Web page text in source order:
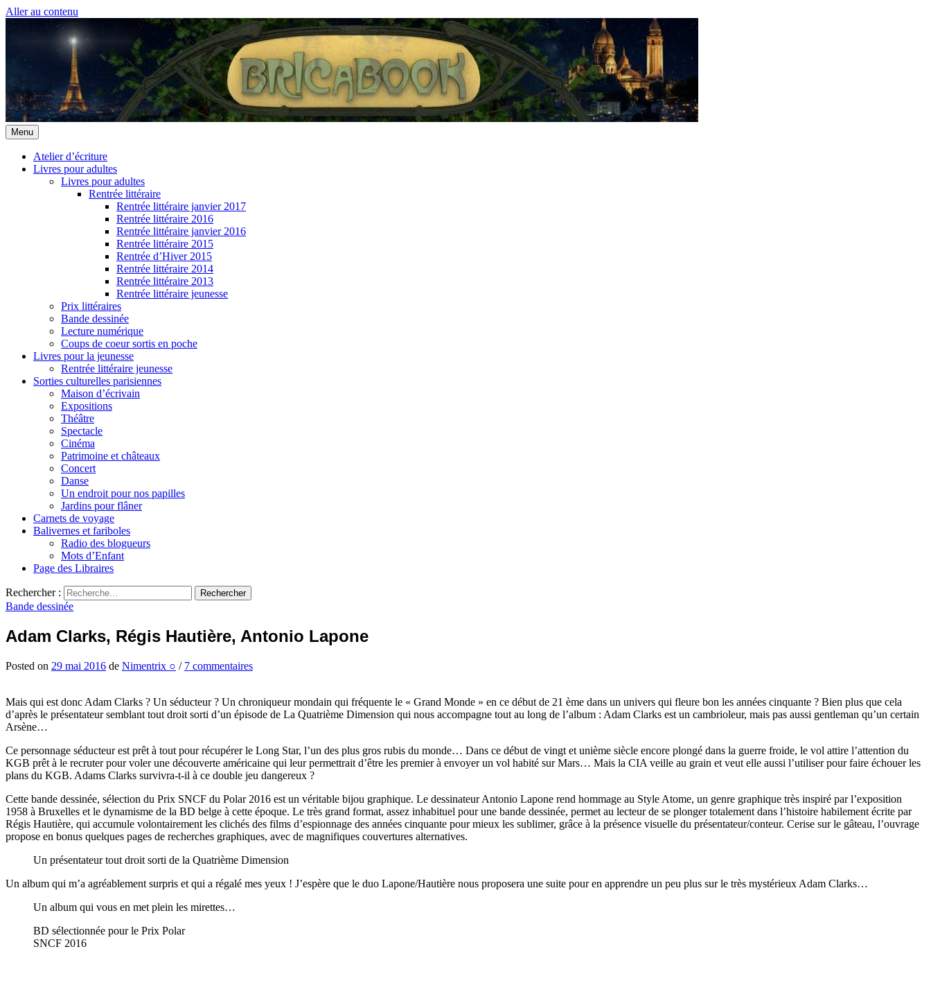
Aller au contenu
Menu
Atelier d’écriture
Livres pour adultes
Livres pour adultes
Rentrée littéraire
Rentrée littéraire janvier 2017
Rentrée littéraire 2016
Rentrée littéraire janvier 2016
Rentrée littéraire 2015
Rentrée d’Hiver 2015
Rentrée littéraire 2014
Rentrée littéraire 2013
Rentrée littéraire jeunesse
Prix littéraires
Bande dessinée
Lecture numérique
Coups de coeur sortis en poche
Livres pour la jeunesse
Rentrée littéraire jeunesse
Sorties culturelles parisiennes
Maison d’écrivain
Expositions
Théâtre
Spectacle
Cinéma
Patrimoine et châteaux
Concert
Danse
Un endroit pour nos papilles
Jardins pour flâner
Carnets de voyage
Balivernes et fariboles
Radio des blogueurs
Mots d’Enfant
Page des Libraires
Rechercher :
Bande dessinée
Adam Clarks, Régis Hautière, Antonio Lapone
Posted on 29 mai 2016 de Nimentrix ○ / 7 commentaires
Mais qui est donc Adam Clarks ? Un séducteur ? Un chroniqueur mondain qui fréquente le « Grand Monde » en ce début de 21 ème dans un univers qui fleure bon les années cinquante ? Bien plus que cela
d’après le présentateur semblant tout droit sorti d’un épisode de La Quatrième Dimension qui nous accompagne tout au long de l’album : Adam Clarks est un cambrioleur, mais pas aussi gentleman qu’un certain
Arsène…
Ce personnage séducteur est prêt à tout pour récupérer le Long Star, l’un des plus gros rubis du monde… Dans ce début de vingt et unième siècle encore plongé dans la guerre froide, le vol attire l’attention du
KGB prêt à le recruter pour voler une découverte américaine qui leur permettrait d’être les premier à envoyer un vol habité sur Mars… Mais la CIA veille au grain et veut elle aussi l’utiliser pour faire échouer les
plans du KGB. Adams Clarks survivra-t-il à ce double jeu dangereux ?
Cette bande dessinée, sélection du Prix SNCF du Polar 2016 est un véritable bijou graphique. Le dessinateur Antonio Lapone rend hommage au Style Atome, un genre graphique très inspiré par l’exposition
1958 à Bruxelles et le dynamisme de la BD belge à cette époque. Le très grand format, assez inhabituel pour une bande dessinée, permet au lecteur de se plonger totalement dans l’histoire habilement écrite par
Régis Hautière, qui accumule volontairement les clichés des films d’espionnage des années cinquante pour mieux les sublimer, grâce à la présence visuelle du présentateur/conteur. Cerise sur le gâteau, l’ouvrage
propose en bonus quelques pages de recherches graphiques, avec de magnifiques couvertures alternatives.
Un présentateur tout droit sorti de la Quatrième Dimension
Un album qui m’a agréablement surpris et qui a régalé mes yeux ! J’espère que le duo Lapone/Hautière nous proposera une suite pour en apprendre un peu plus sur le très mystérieux Adam Clarks…
Un album qui vous en met plein les mirettes…
BD sélectionnée pour le Prix Polar
SNCF 2016